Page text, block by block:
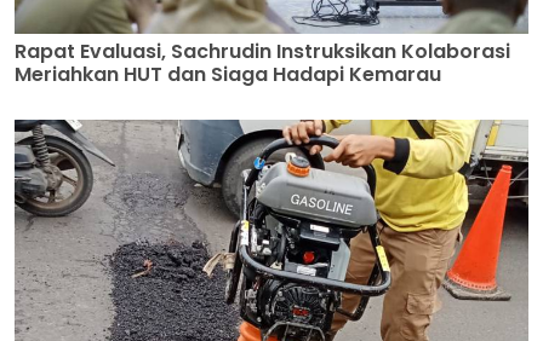
Rapat Evaluasi, Sachrudin Instruksikan Kolaborasi
Meriahkan HUT dan Siaga Hadapi Kemarau